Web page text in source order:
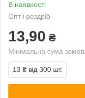
В наявності
Опт і роздріб
13,90 ₴
Мінімальна сума
13 ₴ від 300 шт.